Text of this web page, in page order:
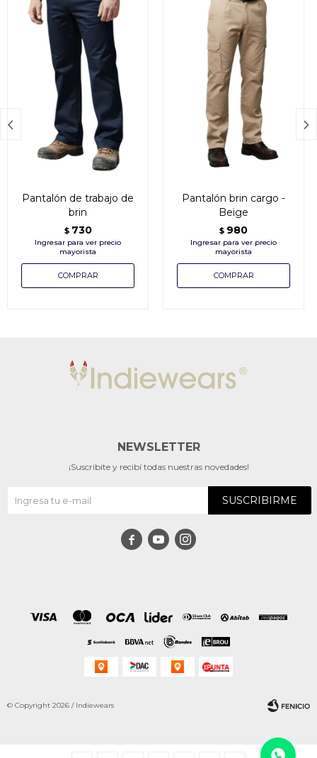
Pantalón de trabajo de
brin
$ 730
Pantalón brin cargo -
Beige
$ 980
 
NEWSLETTER
¡Suscribite y recibí todas nuestras novedades!
SUSCRIBIRME
  
© Copyright 2026 / Indiewears